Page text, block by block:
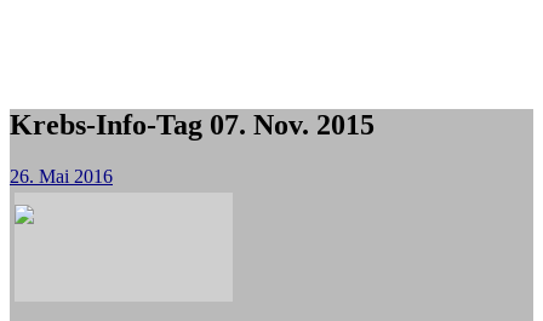
Krebs-Info-Tag 07. Nov. 2015
26. Mai 2016